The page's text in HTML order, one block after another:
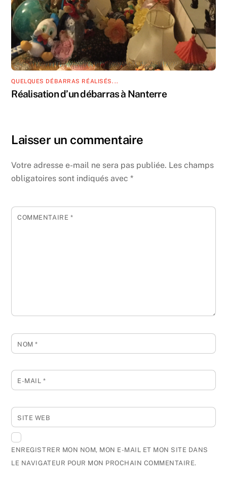
QUELQUES DÉBARRAS RÉALISÉS...
Réalisation d’un débarras à Nanterre
Laisser un commentaire
Votre adresse e-mail ne sera pas publiée. Les champs
obligatoires sont indiqués avec*
COMMENTAIRE *
NOM*
E-MAIL *
SITE WEB
ENREGISTRER MON NOM, MON E-MAIL ET MON SITE DANS
LE NAVIGATEUR POUR MON PROCHAIN COMMENTAIRE.